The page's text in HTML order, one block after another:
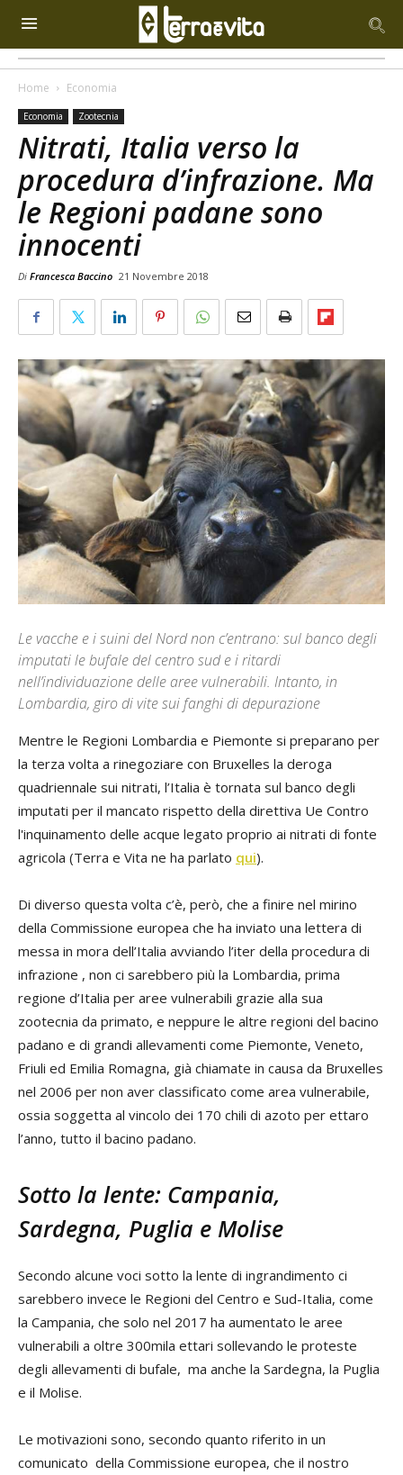
Home Economia
Economia Zootecnia
Nitrati, Italia verso la
procedura d’infrazione. Ma
le Regioni padane sono
innocenti
Di Francesca Baccino 21 Novembre 2018
Le vacche e i suini del Nord non c’entrano: sul banco degli
imputati le bufale del centro sud e i ritardi
nell’individuazione delle aree vulnerabili. Intanto, in
Lombardia, giro di vite sui fanghi di depurazione
Mentre le Regioni Lombardia e Piemonte si preparano per
la terza volta a rinegoziare con Bruxelles la deroga
quadriennale sui nitrati, l’Italia è tornata sul banco degli
imputati per il mancato rispetto della direttiva Ue Contro
l'inquinamento delle acque legato proprio ai nitrati di fonte
agricola (Terra e Vita ne ha parlato qui).
Di diverso questa volta c’è, però, che a finire nel mirino
della Commissione europea che ha inviato una lettera di
messa in mora dell’Italia avviando l’iter della procedura di
infrazione , non ci sarebbero più la Lombardia, prima
regione d’Italia per aree vulnerabili grazie alla sua
zootecnia da primato, e neppure le altre regioni del bacino
padano e di grandi allevamenti come Piemonte, Veneto,
Friuli ed Emilia Romagna, già chiamate in causa da Bruxelles
nel 2006 per non aver classificato come area vulnerabile,
ossia soggetta al vincolo dei 170 chili di azoto per ettaro
l’anno, tutto il bacino padano.
Sotto la lente: Campania,
Sardegna, Puglia e Molise
Secondo alcune voci sotto la lente di ingrandimento ci
sarebbero invece le Regioni del Centro e Sud-Italia, come
la Campania, che solo nel 2017 ha aumentato le aree
vulnerabili a oltre 300mila ettari sollevando le proteste
degli allevamenti di bufale, ma anche la Sardegna, la Puglia
e il Molise.
Le motivazioni sono, secondo quanto riferito in un
comunicato della Commissione europea, che il nostro